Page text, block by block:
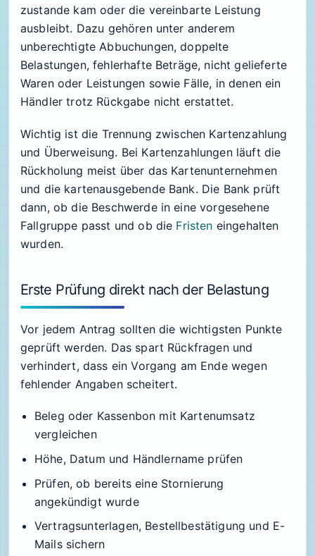
zustande kam oder die vereinbarte Leistung
ausbleibt. Dazu gehören unter anderem
unberechtigte Abbuchungen, doppelte
Belastungen, fehlerhafte Beträge, nicht gelieferte
Waren oder Leistungen sowie Fälle, in denen ein
Händler trotz Rückgabe nicht erstattet.
Wichtig ist die Trennung zwischen Kartenzahlung
und Überweisung. Bei Kartenzahlungen läuft die
Rückholung meist über das Kartenunternehmen
und die kartenausgebende Bank. Die Bank prüft
dann, ob die Beschwerde in eine vorgesehene
Fallgruppe passt und ob die Fristen eingehalten
wurden.
Erste Prüfung direkt nach der Belastung
Vor jedem Antrag sollten die wichtigsten Punkte
geprüft werden. Das spart Rückfragen und
verhindert, dass ein Vorgang am Ende wegen
fehlender Angaben scheitert.
Beleg oder Kassenbon mit Kartenumsatz
vergleichen
Höhe, Datum und Händlername prüfen
Prüfen, ob bereits eine Stornierung
angekündigt wurde
Vertragsunterlagen, Bestellbestätigung und E-
Mails sichern